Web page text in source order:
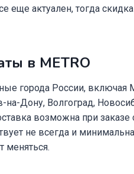
еще актуален, тогда
в METRO
города России, включая
на-Дону, Волгоград,
возможна при заказе
не всегда и
меняться.